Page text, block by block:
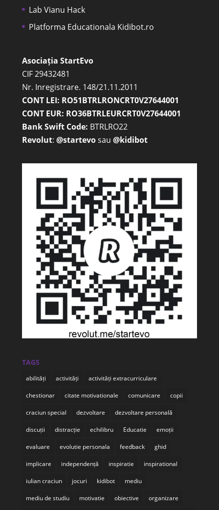
Lab Vianu Hack
Platforma Educationala Kidibot.ro
Asociația StartEvo
CIF 29432481
Nr. Inregistrare. 148/21.11.2011
CONT LEI: RO51BTRLRONCRT0V27644001
CONT EUR: RO36BTRLEURCRT0V27644001
Bank Swift Code: BTRLRO22
Revolut: @startevosau @kidibot
TAGS
abilități activități activități extracurriculare
chestionar citate motivationale comunicare copii
craciun special dezvoltare dezvoltare personală
discuții distracție echilibru Educatie emoții
evaluare evolutie personala feedback ghid
implicare independență inspiratie inspirational
iulian craciun jocuri kidibot mediu
mediu de studiu motivatie obiective organizare